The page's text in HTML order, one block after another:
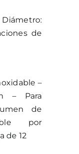
Diámetro:
de
–
– Para
de
por
de 12